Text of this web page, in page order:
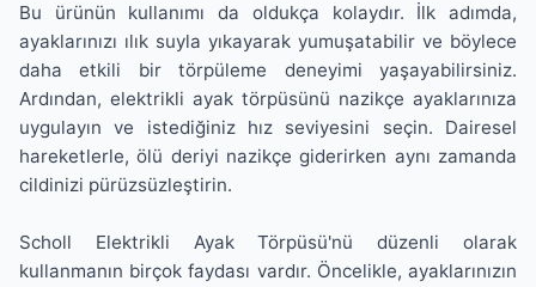
Bu ürünün kullanımı da oldukça kolaydır. İlk adımda,
ayaklarınızı ılık suyla yıkayarak yumuşatabilir ve böylece
daha etkili bir törpüleme deneyimi yaşayabilirsiniz.
Ardından, elektrikli ayak törpüsünü nazikçe ayaklarınıza
uygulayın ve istediğiniz hız seviyesini seçin. Dairesel
hareketlerle, ölü deriyi nazikçe giderirken aynı zamanda
cildinizi pürüzsüzleştirin.
Scholl Elektrikli Ayak Törpüsü'nü düzenli olarak
kullanmanın birçok faydası vardır. Öncelikle, ayaklarınızın